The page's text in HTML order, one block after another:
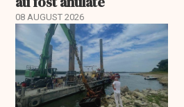
08 AUGUST 2026